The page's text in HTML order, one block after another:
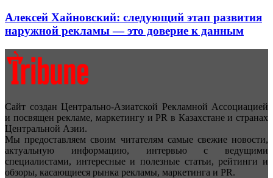
Алексей Хайновский: следующий этап развития
наружной рекламы — это доверие к данным
Сайт создан Центрально-Азиатской Рекламной Ассоциацией
и посвящен рекламе, маркетингу и PR в Казахстане и странах
Центральной Азии.
Мы предоставляем своим читателям самые свежие новости,
актуальную информацию, интервью с ведущими
специалистами, интересные и полезные статьи, рейтинги и
обзоры, касающиеся рынка рекламы, маркетинга и PR.